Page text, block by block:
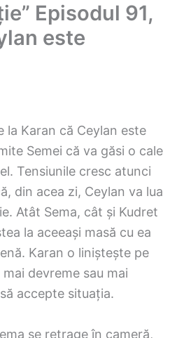
Episodul 91,
este
la Karan că Ceylan este
Semei că va găsi o cale
Tensiunile cresc atunci
din acea zi, Ceylan va lua
Atât Sema, cât și Kudret
la aceeași masă cu ea
Karan o liniștește pe
devreme sau mai
accepte situația.
se retrage în cameră,